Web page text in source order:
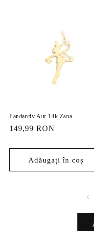
Pandantiv Aur 14k Zana
Preț
149,99 RON
Adăugați în coș